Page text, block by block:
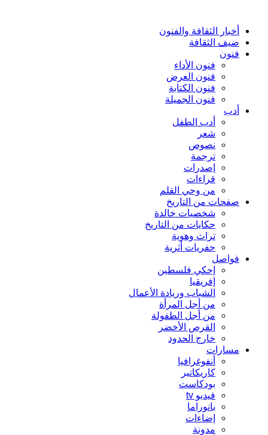
أخبار الثقافة والفنون
ضيف الثقافة
فنون
فنون الأداء
فنون العرض
فنون الكتابة
فنون الجميلة
أدب
أدب الطفل
شعر
نصوص
ترجمة
إصدرات
قراءات
من وحي القلم
صفحات من التاريخ
شخصيات خالدة
حكايات من التاريخ
تراث وهوية
حفريات أثرية
فواصل
إحكي فلسطين
إفريقيا
الشباب وريادة الأعمال
من أجل المرأة
من أجل الطفولة
القرص الأخضر
خارج الحدود
مسارات
أنفوغرافيا
كاريكاتير
بودكاست
فيديو tv
بانوراما
إضاءات
مدونة